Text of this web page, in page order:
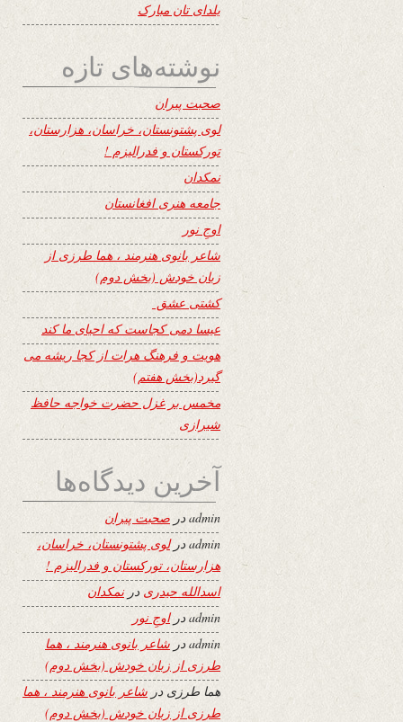
یلدای تان مبارک
نوشته‌های تازه
صحبت پیران
لوی پشتونستان، خراسان، هزارستان،
تورکستان و فدرالیزم !
نمکدان
جامعه هنری افغانستان
اوجِ نور
شاعر بانوی هنرمند ، هما طرزی از
زبان خودش (بخش دوم)
کشتی عشق
عیسا دمی کجاست که احیای ما کند
هویت و فرهنگ هرات از کجا ریشه می
گیرد(بخش هفتم)
مخمس بر غزل حضرت خواجه حافظ
شیرازی
آخرین دیدگاه‌ها
adminدر صحبت پیران
admin درلوی پشتونستان، خراسان،
هزارستان، تورکستان و فدرالیزم !
اسدالله حیدری درنمکدان
adminدراوجِ نور
adminدر شاعر بانوی هنرمند ، هما
طرزی از زبان خودش (بخش دوم)
هما طرزی در شاعر بانوی هنرمند ، هما
طرزی از زبان خودش (بخش دوم)